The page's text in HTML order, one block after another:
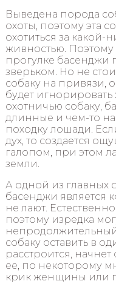
Выведена порода
охоты, поэтому эта
охотиться за какой-
живностью. Поэтому
прогулке басенджи
зверьком. Но не
собаку на привязи,
будет
охотничью собаку,
длинные и чем-то
походку лошади.
дух, то создается
галопом, при этом
земли.
А одной из главных
басенджи является
не лают.
поэтому изредка
собаку оставить в
расстроится, начнет
ее, по некоторому
крик женщины или